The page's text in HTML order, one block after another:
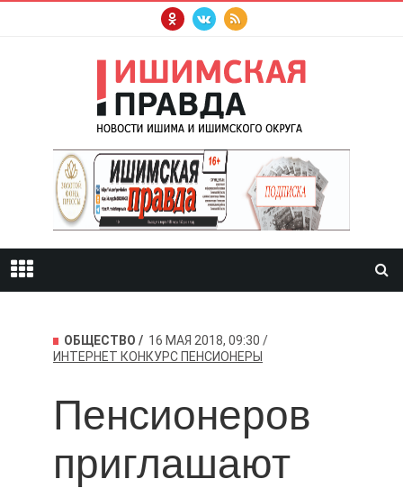
ОБЩЕСТВО
16 МАЯ 2018, 09:30
ИНТЕРНЕТ КОНКУРС ПЕНСИОНЕРЫ
Пенсионеров
приглашают